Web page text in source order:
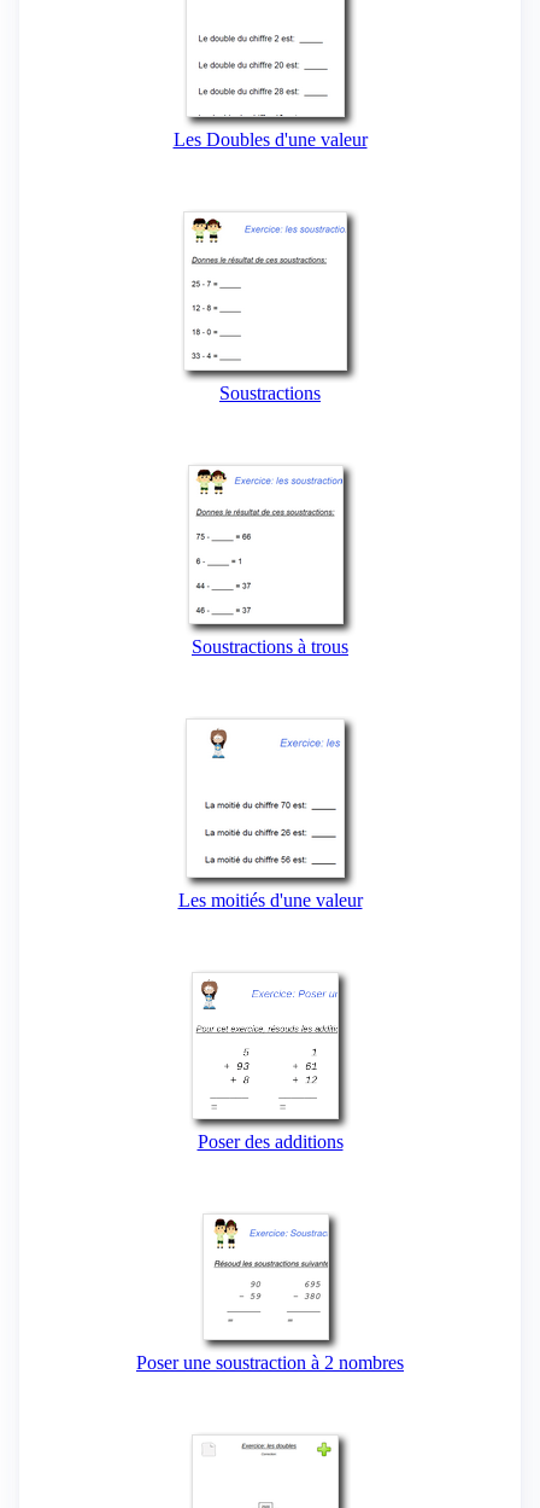
Les Doubles d'une valeur
Soustractions
Soustractions à trous
Les moitiés d'une valeur
Poser des additions
Poser une soustraction à 2 nombres